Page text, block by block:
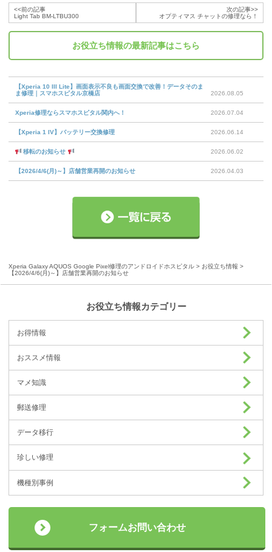
<<前の記事
Light Tab BM-LTBU300
次の記事>>
オプティマス チャットの修理なら！
お役立ち情報の最新記事はこちら
【Xperia 10 III Lite】画面表示不良も画面交換で改善！データそのま
ま修理｜スマホスピタル京橋店
2026.08.05
Xperia修理ならスマホスピタル関内へ！ 2026.07.04
【Xperia 1 IV】バッテリー交換修理 2026.06.14
移転のお知らせ 2026.06.02
【2026/4/6(月)～】店舗営業再開のお知らせ 2026.04.03
Xperia Galaxy AQUOS Google Pixel修理のアンドロイドホスピタル > お役立ち情報 >
【2026/4/6(月)～】店舗営業再開のお知らせ
お役立ち情報カテゴリー
お得情報
おススメ情報
マメ知識
郵送修理
データ移行
珍しい修理
機種別事例
フォームお問い合わせ